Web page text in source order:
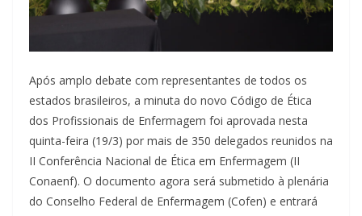
Após amplo debate com representantes de todos os
estados brasileiros, a minuta do novo Código de Ética
dos Profissionais de Enfermagem foi aprovada nesta
quinta-feira (19/3) por mais de 350 delegados reunidos na
II Conferência Nacional de Ética em Enfermagem (II
Conaenf). O documento agora será submetido à plenária
do Conselho Federal de Enfermagem (Cofen) e entrará